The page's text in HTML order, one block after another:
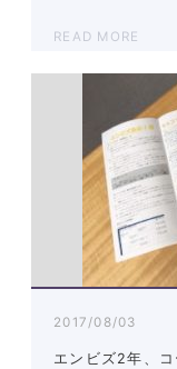
READ MORE
2017/08/03
エンビズ2年、